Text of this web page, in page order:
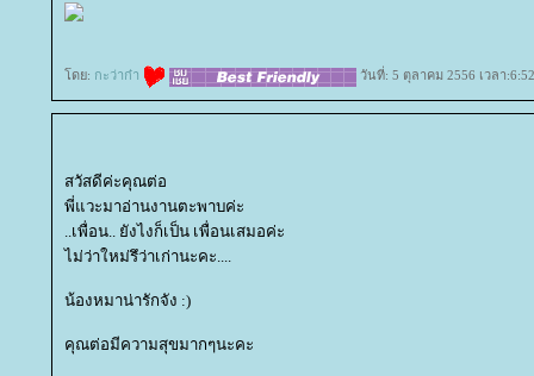
ดย: กะว่าก๋า วันที่: 5 ตุลาคม 2556 เวลา
สวัสดีค่ะคุณต่อ
พี่แวะมาอ่านงานตะพาบค่ะ
..เพื่อน.. ยังไงก็เป็น เพื่อนเสมอค่ะ
ไม่ว่าใหม่รึว่าเก่านะคะ....
น้องหมาน่ารักจัง :)
คุณต่อมีความสุขมากๆนะคะ